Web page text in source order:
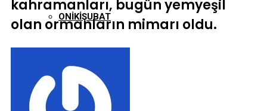
ONIKIŞUBAT
TÜRKOĞLU
kahramanları, bugün yemyeşil
olan ormanların mimarı oldu.